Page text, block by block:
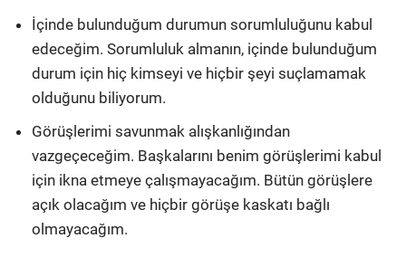
İçinde bulunduğum durumun sorumluluğunu kabul
edeceğim. Sorumluluk almanın, içinde bulunduğum
durum için hiç kimseyi ve hiçbir şeyi suçlamamak
olduğunu biliyorum.
Görüşlerimi savunmak alışkanlığından
vazgeçeceğim. Başkalarını benim görüşlerimi kabul
için ikna etmeye çalışmayacağım. Bütün görüşlere
açık olacağım ve hiçbir görüşe kaskatı bağlı
olmayacağım.